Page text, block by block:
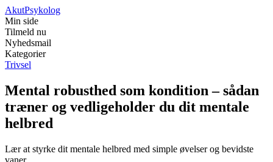
AkutPsykolog
Min side
Tilmeld nu
Nyhedsmail
Kategorier
Trivsel
Mental robusthed som kondition – sådan
træner og vedligeholder du dit mentale
helbred
Lær at styrke dit mentale helbred med simple øvelser og bevidste
vaner